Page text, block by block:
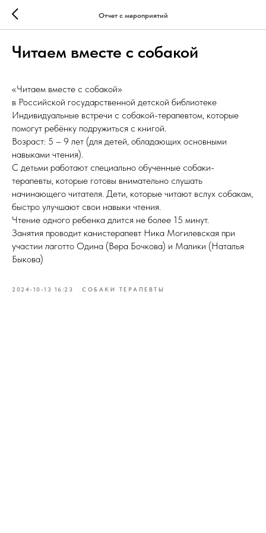
Отчет с мероприятий
Читаем вместе с собакой
«Читаем вместе с собакой»
в Российской государственной детской библиотеке
Индивидуальные встречи с собакой-терапевтом, которые
помогут ребёнку подружиться с книгой.
Возраст: 5 – 9 лет (для детей, обладающих основными
навыками чтения).
С детьми работают специально обученные собаки-
терапевты, которые готовы внимательно слушать
начинающего читателя. Дети, которые читают вслух собакам,
быстро улучшают свои навыки чтения.
Чтение одного ребенка длится не более 15 минут.
Занятия проводит канистерапевт Ника Могилевская при
участии лаготто Одина (Вера Бочкова) и Малики (Наталья
Быкова)
2024-10-13 16:23 СОБАКИ ТЕРАПЕВТЫ